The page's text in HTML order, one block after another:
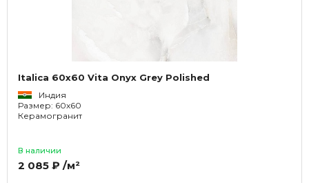
Italica 60x60 Vita Onyx Grey Polished
Индия
Размер: 60x60
Керамогранит
В наличии
2 085 ₽ /м²